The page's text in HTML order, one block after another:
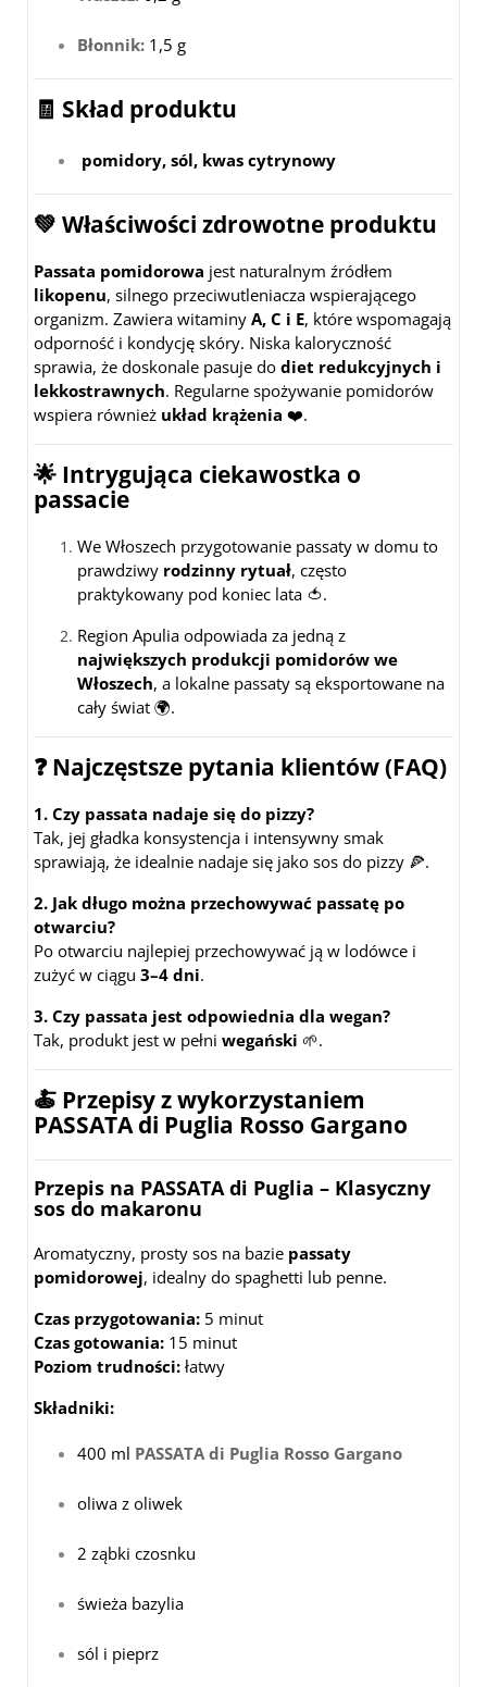
Błonnik: 1,5 g
🧾 Skład produktu
pomidory, sól, kwas cytrynowy
💚 Właściwości zdrowotne produktu
Passata pomidorowa jest naturalnym źródłem
likopenu, silnego przeciwutleniacza wspierającego
organizm. Zawiera witaminy A, C i E, które wspomagają
odporność i kondycję skóry. Niska kaloryczność
sprawia, że doskonale pasuje do diet redukcyjnych i
lekkostrawnych. Regularne spożywanie pomidorów
wspiera również układ krążenia ❤️.
🌟 Intrygująca ciekawostka o
passacie
We Włoszech przygotowanie passaty w domu to
prawdziwy rodzinny rytuał, często
praktykowany pod koniec lata 🍅.
Region Apulia odpowiada za jedną z
największych produkcji pomidorów we
Włoszech, a lokalne passaty są eksportowane na
cały świat 🌍.
❓ Najczęstsze pytania klientów (FAQ)
1. Czy passata nadaje się do pizzy?
Tak, jej gładka konsystencja i intensywny smak
sprawiają, że idealnie nadaje się jako sos do pizzy 🍕.
2. Jak długo można przechowywać passatę po
otwarciu?
Po otwarciu najlepiej przechowywać ją w lodówce i
zużyć w ciągu 3–4 dni.
3. Czy passata jest odpowiednia dla wegan?
Tak, produkt jest w pełni wegański 🌱.
🍝 Przepisy z wykorzystaniem
PASSATA di Puglia Rosso Gargano
Przepis na PASSATA di Puglia – Klasyczny
sos do makaronu
Aromatyczny, prosty sos na bazie passaty
pomidorowej, idealny do spaghetti lub penne.
Czas przygotowania: 5 minut
Czas gotowania: 15 minut
Poziom trudności: łatwy
Składniki:
400 ml PASSATA di Puglia Rosso Gargano
oliwa z oliwek
2 ząbki czosnku
świeża bazylia
sól i pieprz